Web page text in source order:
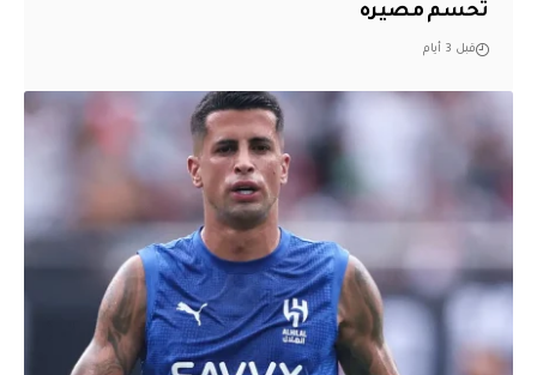
تحسم مصيره
قبل 3 أيام